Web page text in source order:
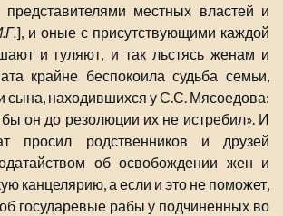
местных властей и
], и оные с присутствующими каждой
и гуляют, и так льстясь женам и
крайне беспокоила судьба семьи,
сына, находившихся у С.С. Мясоедова:
бы он до резолюции их не истребил». И
просил родственников и друзей
об освобождении жен и
канцелярию, а если и это не поможет,
государевые рабы у подчиненных во